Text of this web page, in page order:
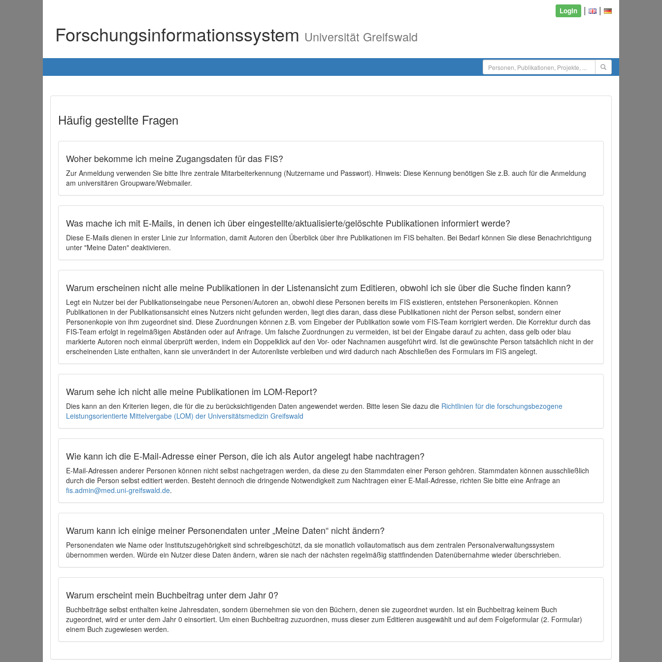
Login | |
Forschungsinformationssystem Universität Greifswald
Häufig gestellte Fragen
Woher bekomme ich meine Zugangsdaten für das FIS?
Zur Anmeldung verwenden Sie bitte Ihre zentrale Mitarbeiterkennung (Nutzername und Passwort). Hinweis: Diese Kennung benötigen Sie z.B. auch für die Anmeldung
am universitären Groupware/Webmailer.
Was mache ich mit E-Mails, in denen ich über eingestellte/aktualisierte/gelöschte Publikationen informiert werde?
Diese E-Mails dienen in erster Linie zur Information, damit Autoren den Überblick über ihre Publikationen im FIS behalten. Bei Bedarf können Sie diese Benachrichtigung
unter "Meine Daten" deaktivieren.
Warum erscheinen nicht alle meine Publikationen in der Listenansicht zum Editieren, obwohl ich sie über die Suche finden kann?
Legt ein Nutzer bei der Publikationseingabe neue Personen/Autoren an, obwohl diese Personen bereits im FIS existieren, entstehen Personenkopien. Können
Publikationen in der Publikationsansicht eines Nutzers nicht gefunden werden, liegt dies daran, dass diese Publikationen nicht der Person selbst, sondern einer
Personenkopie von ihm zugeordnet sind. Diese Zuordnungen können z.B. vom Eingeber der Publikation sowie vom FIS-Team korrigiert werden. Die Korrektur durch das
FIS-Team erfolgt in regelmäßigen Abständen oder auf Anfrage. Um falsche Zuordnungen zu vermeiden, ist bei der Eingabe darauf zu achten, dass gelb oder blau
markierte Autoren noch einmal überprüft werden, indem ein Doppelklick auf den Vor- oder Nachnamen ausgeführt wird. Ist die gewünschte Person tatsächlich nicht in der
erscheinenden Liste enthalten, kann sie unverändert in der Autorenliste verbleiben und wird dadurch nach Abschließen des Formulars im FIS angelegt.
Warum sehe ich nicht alle meine Publikationen im LOM-Report?
Dies kann an den Kriterien liegen, die für die zu berücksichtigenden Daten angewendet werden. Bitte lesen Sie dazu die Richtlinien für die forschungsbezogene
Leistungsorientierte Mittelvergabe (LOM) der Universitätsmedizin Greifswald
Wie kann ich die E-Mail-Adresse einer Person, die ich als Autor angelegt habe nachtragen?
E-Mail-Adressen anderer Personen können nicht selbst nachgetragen werden, da diese zu den Stammdaten einer Person gehören. Stammdaten können ausschließlich
durch die Person selbst editiert werden. Besteht dennoch die dringende Notwendigkeit zum Nachtragen einer E-Mail-Adresse, richten Sie bitte eine Anfrage an
fis.admin@med.uni-greifswald.de.
Warum kann ich einige meiner Personendaten unter „Meine Daten“ nicht ändern?
Personendaten wie Name oder Institutszugehörigkeit sind schreibgeschützt, da sie monatlich vollautomatisch aus dem zentralen Personalverwaltungssystem
übernommen werden. Würde ein Nutzer diese Daten ändern, wären sie nach der nächsten regelmäßig stattfindenden Datenübernahme wieder überschrieben.
Warum erscheint mein Buchbeitrag unter dem Jahr 0?
Buchbeiträge selbst enthalten keine Jahresdaten, sondern übernehmen sie von den Büchern, denen sie zugeordnet wurden. Ist ein Buchbeitrag keinem Buch
zugeordnet, wird er unter dem Jahr 0 einsortiert. Um einen Buchbeitrag zuzuordnen, muss dieser zum Editieren ausgewählt und auf dem Folgeformular (2. Formular)
einem Buch zugewiesen werden.